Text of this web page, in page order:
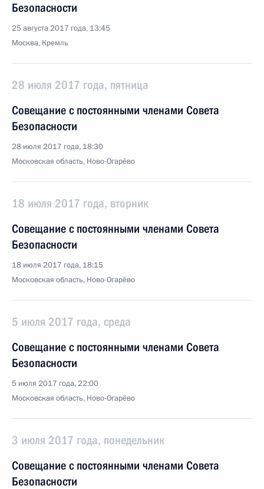
Безопасности
25 августа 2017 года, 13:45
Москва, Кремль
28 июля 2017 года, пятница
Совещание с постоянными членами Совета
Безопасности
28 июля 2017 года, 18:30
Московская область, Ново-Огарёво
18 июля 2017 года, вторник
Совещание с постоянными членами Совета
Безопасности
18 июля 2017 года, 18:15
Московская область, Ново-Огарёво
5 июля 2017 года, среда
Совещание с постоянными членами Совета
Безопасности
5 июля 2017 года, 22:00
Московская область, Ново-Огарёво
3 июля 2017 года, понедельник
Совещание с постоянными членами Совета
Безопасности